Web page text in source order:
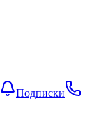
Подписки